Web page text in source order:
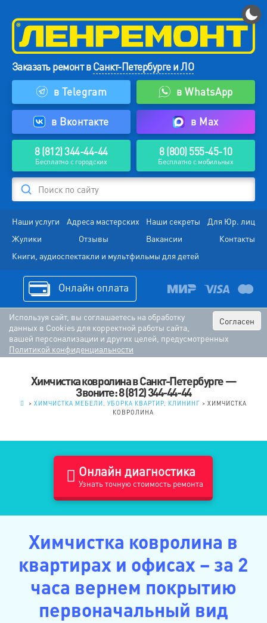
Заказать ремонт вСанкт-Петербурге и ЛО
в Telegram
в WhatsApp
в Вконтакте в Max
8 (812) 344-44-44
Бесплатно с городских
8 (800) 555-45-10
Бесплатно с мобильных
Поиск по сайту
Наши услуги Адреса мастерских Наши секреты
Для Юр. лиц
Жулики
Отзывы Вакансии
Контакты
Книги, аудиоспектакли и мультфильмы для детей
Онлайн оплата
Согласен
Используя сайт, вы соглашаетесь на обработку
данных в Cookies для корректной работы сайта,
вашей персонализации и других целей, предусмотренных
Политикой конфиденциальности
Химчистка ковролина в Санкт-Петербурге —
Звоните: 8 (812) 344-44-44
> ХИМЧИСТКА МЕБЕЛИ, УБОРКА КВАРТИР, КЛИНИНГ > ХИМЧИСТКА
КОВРОЛИНА
Онлайн диагностика
Узнать точную стоимость ремонта
Химчистка ковролина в
квартирах и офисах – за 2
часа вернем покрытию
первоначальный вид